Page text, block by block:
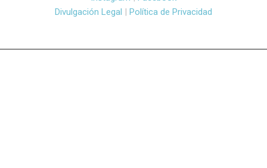
Divulgación Legal | Política de Privacidad